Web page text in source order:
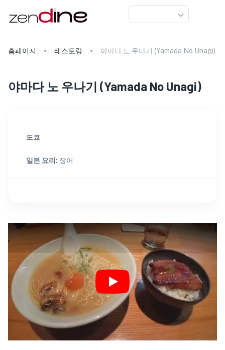
홈페이지 레스토랑 야마다 노 우나기 (Yamada No Unagi)
야마다 노 우나기 (Yamada No Unagi)
도쿄
일본 요리 : 장어
Play